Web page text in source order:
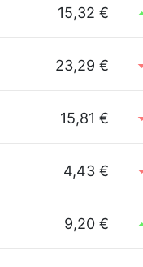
15,32 €
23,29 €
15,81 €
4,43 €
9,20 €